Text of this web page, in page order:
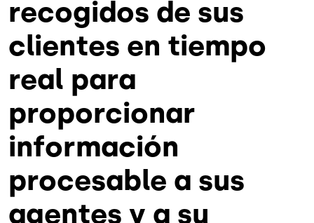
recogidos de sus
clientes en tiempo
real para
proporcionar
información
procesable a sus
agentes y a su